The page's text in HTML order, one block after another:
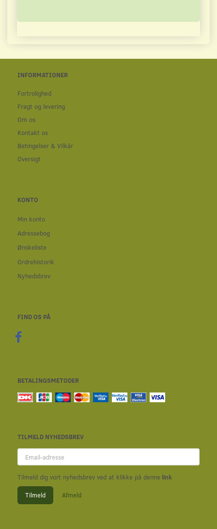
INFORMATIONER
Fortrolighed
Fragt og levering
Om os
Kontakt os
Betingelser & Vilkår
Oversigt
KONTO
Min konto
Adressebog
Ønskeliste
Ordrehistorik
Nyhedsbrev
FIND OS PÅ
BETALINGSMETODER
TILMELD NYHEDSBREV
Email-
adresse
Tilmeld dig vort nyhedsbrev ved at klikke på denne link
Tilmeld Afmeld